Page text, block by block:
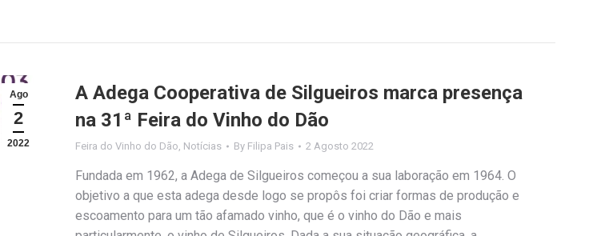
Ago
2
2022
A Adega Cooperativa de Silgueiros marca presença
na 31ª Feira do Vinho do Dão
Feira do Vinho do Dão Notícias By Filipa Pais 2 Agosto 2022
Fundada em 1962, a Adega de Silgueiros começou a sua laboração em 1964. O
objetivo a que esta adega desde logo se propôs foi criar formas de produção e
escoamento para um tão afamado vinho, que é o vinho do Dão e mais